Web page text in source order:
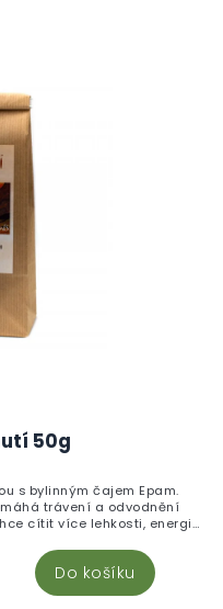
50g
Do košíku
s bylinným čajem Epam.
trávení a odvodnění
cítit více lehkosti, energie